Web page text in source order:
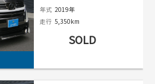
年式 2019年
走行 5,350km
SOLD